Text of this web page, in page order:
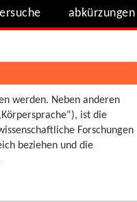
abkürzungen
werden. Neben anderen
ist die
Forschungen
beziehen und die